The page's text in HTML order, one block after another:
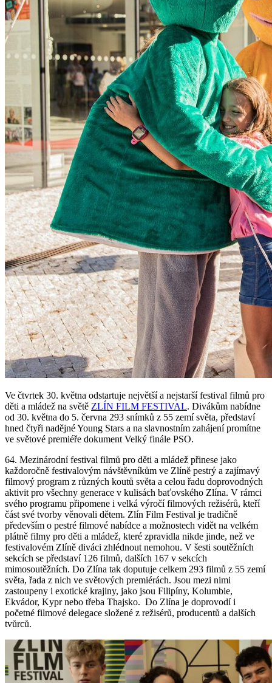
Ve čtvrtek 30. května odstartuje největší a nejstarší festival filmů pro
děti a mládež na světě ZLÍN FILM FESTIVAL. Divákům nabídne
od 30. května do 5. června 293 snímků z 55 zemí světa, představí
hned čtyři nadějné Young Stars a na slavnostním zahájení promítne
ve světové premiéře dokument Velký finále PSO.
64. Mezinárodní festival filmů pro děti a mládež přinese jako
každoročně festivalovým návštěvníkům ve Zlíně pestrý a zajímavý
filmový program z různých koutů světa a celou řadu doprovodných
aktivit pro všechny generace v kulisách baťovského Zlína. V rámci
svého programu připomene i velká výročí filmových režisérů, kteří
část své tvorby věnovali dětem. Zlín Film Festival je tradičně
především o pestré filmové nabídce a možnostech vidět na velkém
plátně filmy pro děti a mládež, které zpravidla nikde jinde, než ve
festivalovém Zlíně diváci zhlédnout nemohou. V šesti soutěžních
sekcích se představí 126 filmů, dalších 167 v sekcích
mimosoutěžních. Do Zlína tak doputuje celkem 293 filmů z 55 zemí
světa, řada z nich ve světových premiérách. Jsou mezi nimi
zastoupeny i exotické krajiny, jako jsou Filipíny, Kolumbie,
Ekvádor, Kypr nebo třeba Thajsko. Do Zlína je doprovodí i
početné filmové delegace složené z režisérů, producentů a dalších
tvůrců.